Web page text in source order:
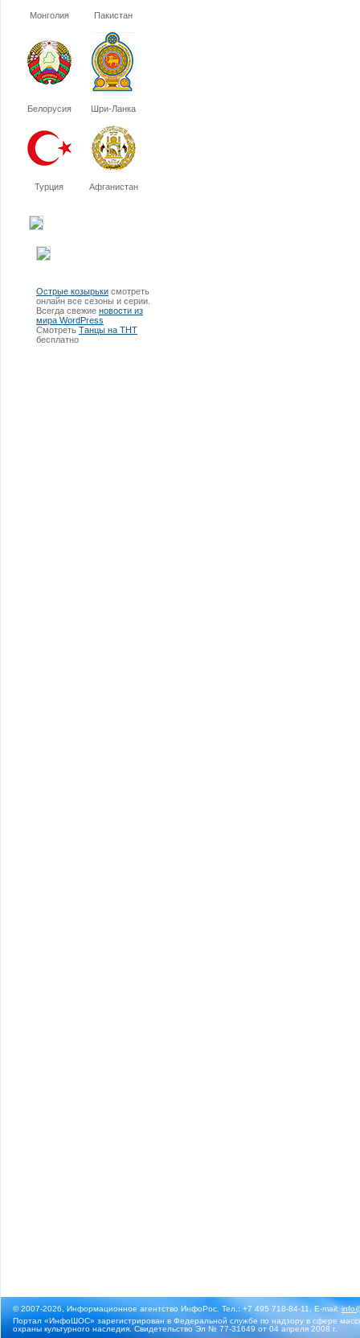
Монголия Пакистан
Белорусия Шри-Ланка
Турция Афганистан
Острые козырьки смотреть
онлайн все сезоны и серии.
Всегда свежие новости из
мира WordPress
Смотреть Танцы на ТНТ
бесплатно
© 2007-2026, Информационное агентство ИнфоРос. Тел.: +7 495 718-84-11, E-mail:
Портал «ИнфоШОС» зарегистрирован в Федеральной службе по надзору в сфере
охраны культурного наследия. Свидетельство Эл № 77-31649 от 04 апреля 2008 г.